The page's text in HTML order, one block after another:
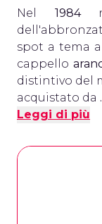
Nel 1984
spot a tema
cappello
distintivo del
acquistato da
Leggi di più